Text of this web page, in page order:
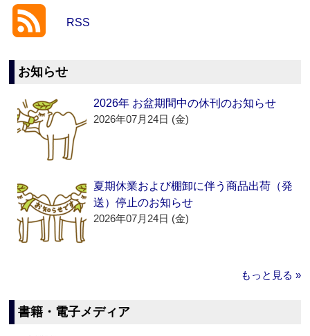
RSS
お知らせ
2026年 お盆期間中の休刊のお知らせ
2026年07月24日 (金)
夏期休業および棚卸に伴う商品出荷（発
送）停止のお知らせ
2026年07月24日 (金)
もっと見る »
書籍・電子メディア